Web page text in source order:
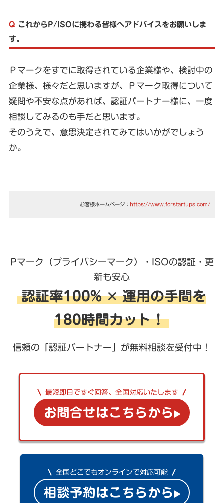
Q これからP/ISOに携わる皆様へアドバイスをお願いしま
す。
Ｐマークをすでに取得されている企業様や、検討中の
企業様、様々だと思いますが、Ｐマーク取得について
疑問や不安な点があれば、認証パートナー様に、一度
相談してみるのも手だと思います。
そのうえで、意思決定されてみてはいかがでしょう
か。
お客様ホームページ： https://www.forstartups.com/
Pマーク（プライバシーマーク）・ISOの認証・更
新も安心
認証率100% ✕ 運用の手間を
180時間カット！
信頼の「認証パートナー」が無料相談を受付中！
最短即日ですぐ回答、全国対応いたします
お問合せはこちらから
全国どこでもオンラインで対応可能
相談予約はこちらから